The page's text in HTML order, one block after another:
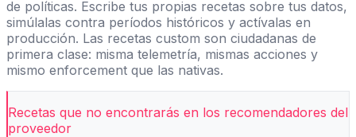
de políticas. Escribe tus propias recetas sobre tus datos,
simúlalas contra períodos históricos y actívalas en
producción. Las recetas custom son ciudadanas de
primera clase: misma telemetría, mismas acciones y
mismo enforcement que las nativas.
Recetas que no encontrarás en los recomendadores del
proveedor